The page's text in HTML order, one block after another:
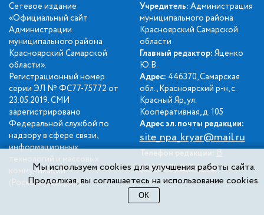
Сетевое издание
«Официальный сайт
Администрации
муниципального района
Красноярский Самарской
области».
Регистрационный номер
серии ЭЛ № ФС77-75772 от
23.05.2019. СМИ
зарегистрировано
Федеральной службой по
надзору в сфере связи,
информационных
технологий и массовых
коммуникаций
(Роскомнадзором).
Учредитель: Администрация
муниципального района
Красноярский Самарской
области
Главный редактор: Яценко
Ю.В.
Адрес: 446370, Самарская
обл., Красноярский р-н, с.
Красный Яр, ул.
Кооперативная, д. 105
Адрес эл. почты редакции:
site_npa_kryar@mail.ru
Телефон редакции: 8
(84657) 2-34-42
Мы используем cookies для улучшения работы сайта.
Продолжая, вы соглашаетесь на использование cookies.
ОК